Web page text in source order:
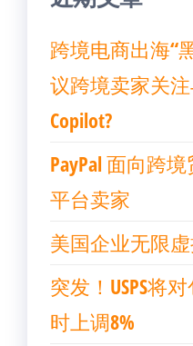
跨境电商出海“
议跨境卖家关
Copilot?
PayPal 面向跨
平台卖家
美国企业无限
突发！USPS将
时上调8%